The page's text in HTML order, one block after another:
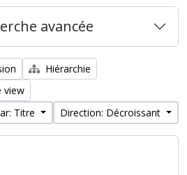
avancée
Hiérarchie
view
Titre
Direction: Décroissant